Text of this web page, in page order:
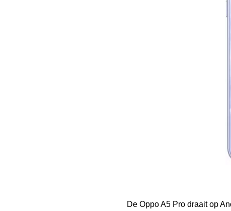
De Oppo A5 Pro draait op